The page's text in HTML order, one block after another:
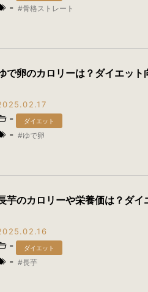
- 骨格ストレート
で卵のカロリーは？ダイエッ
- ダイエット
- ゆで卵
芋のカロリーや栄養価は？ダ
- ダイエット
- 長芋